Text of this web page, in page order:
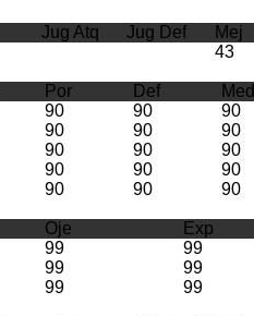
Jug Atq Jug Def
Mej
43
Por Def
Med
90 90
90
90 90
90
90 90
90
90 90
90
90 90 90
Oje
Exp
99
99
99
99
99 99